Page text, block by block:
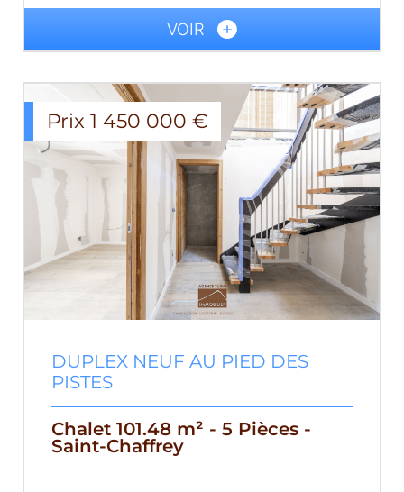
VOIR
Prix 1 450 000 €
DUPLEX NEUF AU PIED DES
PISTES
Chalet 101.48 m² - 5 Pièces -
Saint-Chaffrey